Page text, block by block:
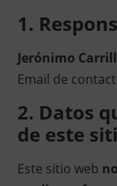
1.
Jerónimo
Email de
2. Datos
de este
Este sitio web